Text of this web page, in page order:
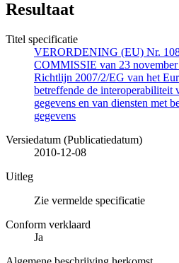
Resultaat
Titel specificatie
VERORDENING (EU) Nr.
COMMISSIE van 23
Richtlijn 2007/2/EG van het
betreffende de interoperabiliteit
gegevens en van diensten met
gegevens
Versiedatum (Publicatiedatum)
2010-12-08
Uitleg
Zie vermelde specificatie
Conform verklaard
Ja